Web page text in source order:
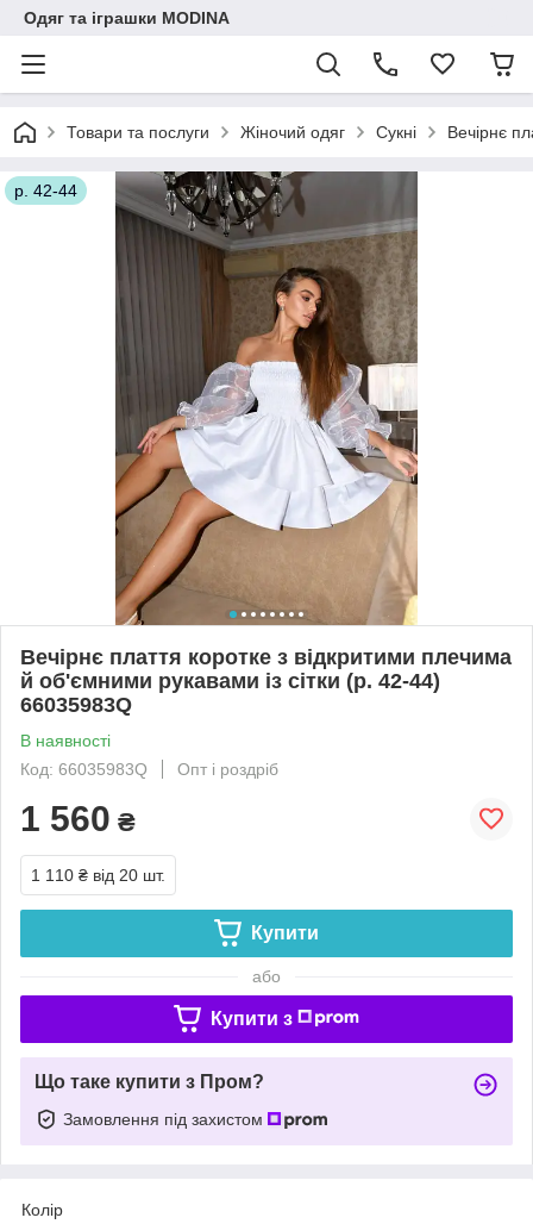
Одяг та іграшки MODINA
Товари та послуги Жіночий одяг Сукні Вечірнє
р. 42-44
Вечірнє плаття коротке з відкритими плечима
й об'ємними рукавами із сітки (р. 42-44)
66035983Q
В наявності
Код: 66035983Q
Опт і роздріб
1 560 ₴
1 110 ₴ від 20 шт.
Купити
або
Купити з
Що таке купити з Пром?
Замовлення під захистом
Колір